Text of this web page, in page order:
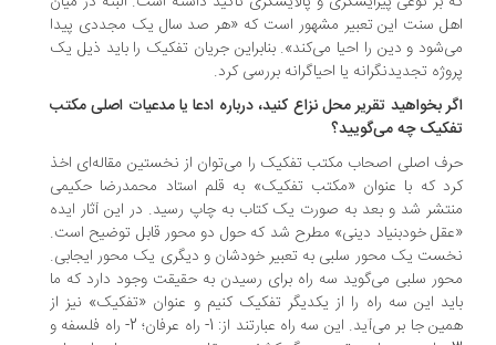
سنت این تعبیر مشهور است که «هر صد سال یک مجددی پیدا
و دین را احیا می‌کند». بنابراین جریان تفکیک را باید ذیل یک
تجدیدنگرانه یا احیاگرانه بررسی کرد.
بخواهید تقریر محل نزاع کنید، درباره ادعا یا مدعیات اصلی مکتب
چه می‌گویید؟
اصلی اصحاب مکتب تفکیک را می‌توان از نخستین مقاله‌ای اخذ
که با عنوان «مکتب تفکیک» به قلم استاد محمدرضا حکیمی
شد و بعد به صورت یک کتاب به چاپ رسید. در این آثار ایده
خودبنیاد دینی» مطرح شد که حول دو محور قابل توضیح است.
یک محور سلبی به تعبیر خودشان و دیگری یک محور ایجابی.
سلبی می‌گوید سه راه برای رسیدن به حقیقت وجود دارد که ما
این سه راه را از یکدیگر تفکیک کنیم و عنوان «تفکیک» نیز از
همین جا بر می‌آید. این سه راه عبارتند از: 1- راه عرفان؛ 2- راه فلسفه و